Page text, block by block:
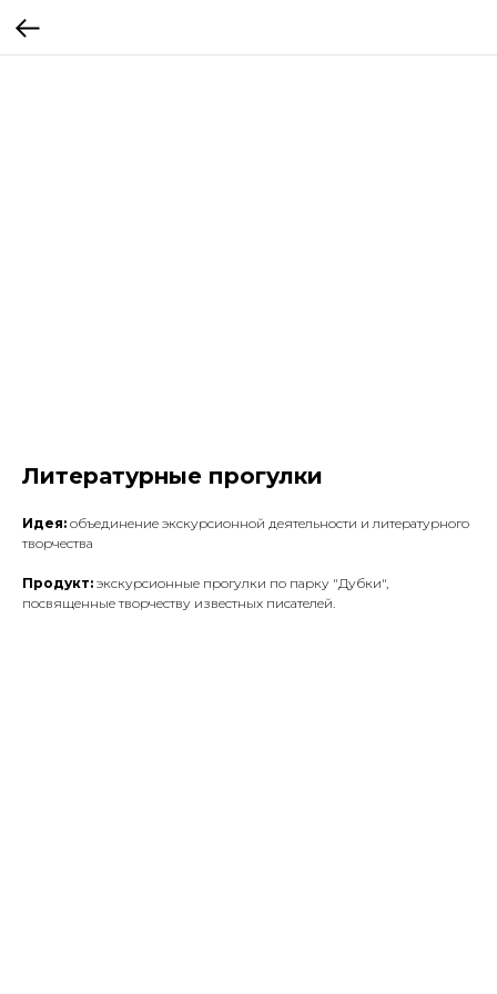
Литературные прогулки
Идея: объединение экскурсионной деятельности и литературного
творчества
Продукт: экскурсионные прогулки по парку "Дубки",
посвященные творчеству известных писателей.